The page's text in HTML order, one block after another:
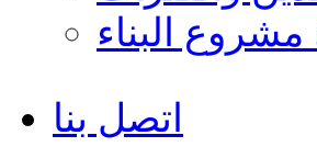
مشروع البناء
اتصل بنا